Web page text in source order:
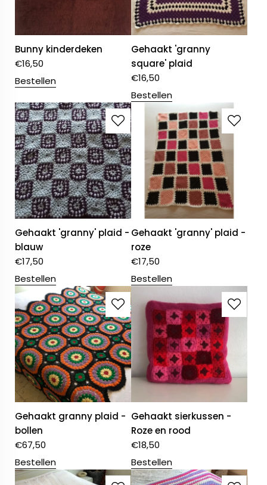
Bunny kinderdeken
€16,50
Bestellen
Gehaakt 'granny
square' plaid
€16,50
Bestellen
Gehaakt 'granny' plaid -
blauw
€17,50
Bestellen
Gehaakt 'granny' plaid -
roze
€17,50
Bestellen
Gehaakt granny plaid -
bollen
€67,50
Bestellen
Gehaakt sierkussen -
Roze en rood
€18,50
Bestellen